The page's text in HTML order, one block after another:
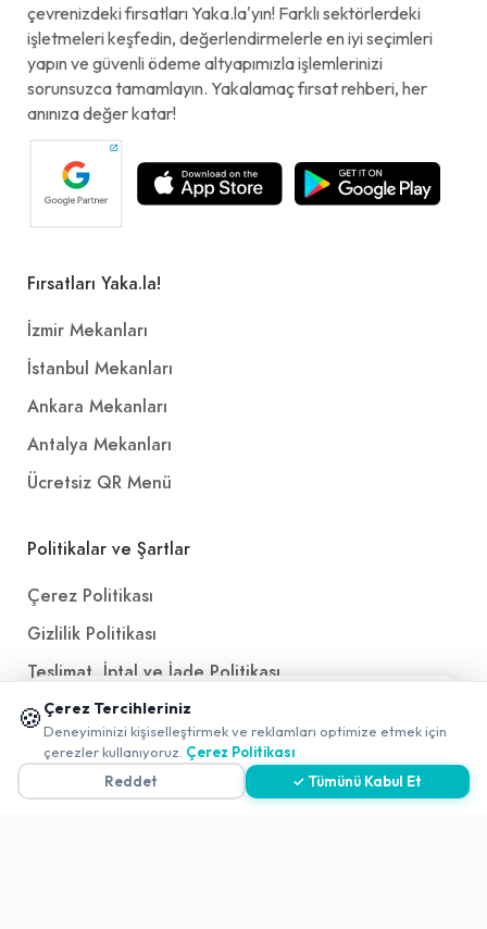
çevrenizdeki fırsatları Yaka.la'yın! Farklı sektörlerdeki
işletmeleri keşfedin, değerlendirmelerle en iyi seçimleri
yapın ve güvenli ödeme altyapımızla işlemlerinizi
sorunsuzca tamamlayın. Yakalamaç fırsat rehberi, her
anınıza değer katar!
Fırsatları Yaka.la!
İzmir Mekanları
İstanbul Mekanları
Ankara Mekanları
Antalya Mekanları
Ücretsiz QR Menü
Politikalar ve Şartlar
Çerez Politikası
Gizlilik Politikası
Teslimat, İptal ve İade Politikası
Kullanım Koşulları ve Hizmet Politikası
KVKK Politikası
Kişisel Verileri Aydınlatma Metni
🍪 Çerez Tercihleriniz
Deneyiminizi kişiselleştirmek ve reklamları optimize etmek için
çerezler kullanıyoruz. Çerez Politikası
Reddet
✓ Tümünü Kabul Et
📱 Mobil uygulamamızı keşfedin!
✖